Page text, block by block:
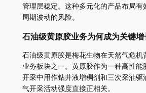
管理层稳定。这种多元化的产品布局有
周期波动的风险。
石油级黄原胶业务为何成为关键增
石油级黄原胶是梅花生物在天然气危机
业务板块之一。黄原胶作为一种高性能
开采中用作钻井液增稠剂和三次采油驱
气开采活动强度直接正相关。